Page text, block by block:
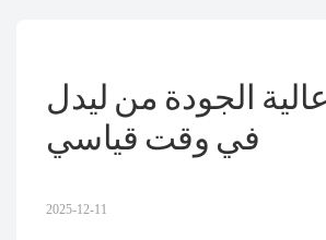
عالية الجودة من ليدل
في وقت قياسي
2025-12-11